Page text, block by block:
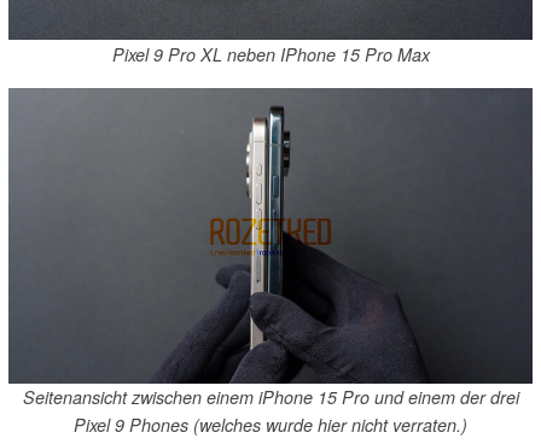
Pixel 9 Pro XL neben IPhone 15 Pro Max
Seitenansicht zwischen einem iPhone 15 Pro und einem der drei
Pixel 9 Phones (welches wurde hier nicht verraten.)